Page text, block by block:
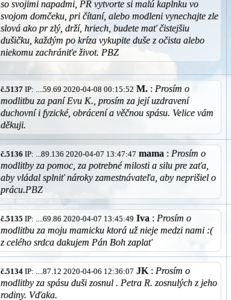
so svojimi napadmi, PR vytvorte si malú kaplnku vo
svojom domčeku, pri čítaní, alebo modleni vynechajte zle
slová ako pr zlý, drží, hriech, budete mať čistejšiu
dušičku, každým po kríza vykupite duše z očista alebo
niekomu zachrániťe život. PBZ
č.5137 IP: ....59.69 2020-04-08 00:15:52 M. : Prosím o
modlitbu za paní Evu K., prosím za její uzdravení
duchovní i fyzické, obrácení a věčnou spásu. Velice vám
děkuji.
č.5136 IP: ...89.136 2020-04-07 13:47:47 mama : Prosím o
modlitby za pomoc, za potrebné milosti a silu pre zaťa,
aby vládal splniť nároky zamestnávateľa, aby neprišiel o
prácu.PBZ
č.5135 IP: ....69.86 2020-04-07 13:45:49 Iva : Prosím o
modlitbu za moju mamicku ktorá už nieje medzi nami :(
z celého srdca dakujem Pán Boh zaplať
č.5134 IP: ....87.12 2020-04-06 12:36:07 JK : Prosím o
modlitby za spásu duši zosnul . Petra R. zosnulých z jeho
rodiny. Vďaka.